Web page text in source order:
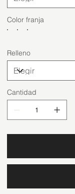
Color franja
Relleno
Cantidad